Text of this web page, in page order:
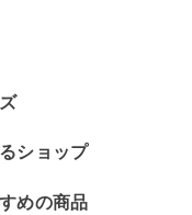
ショップ
めの商品